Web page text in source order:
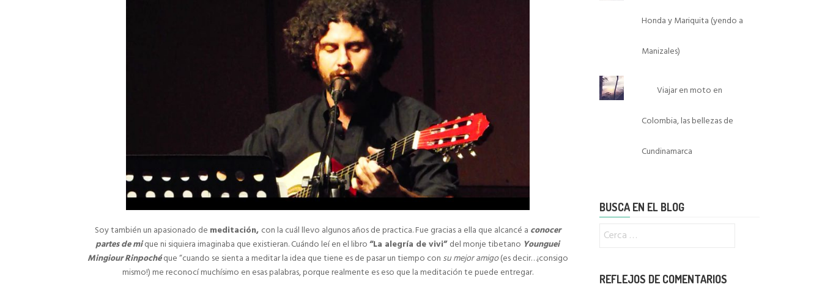
Soy también un apasionado de meditación, con la cuál llevo algunos años de practica. Fue gracias a ella que alcancé a conocer
partes de mique ni siquiera imaginaba que existieran. Cuándo leí en el libro“La alegría de vivi”del monje tibetano Younguei
Mingiour Rinpochéque “cuando se sienta a meditar la idea que tiene es de pasar un tiempo con su mejor amigo(es decir…¡consigo
mismo!) me reconocí muchísimo en esas palabras, porque realmente es eso que la meditación te puede entregar.
Honda y Mariquita (yendo a
Manizales)
Viajar en moto en
Colombia, las bellezas de
Cundinamarca
BUSCA EN EL BLOG
Ricerca
per:
REFLEJOS DE COMENTARIOS